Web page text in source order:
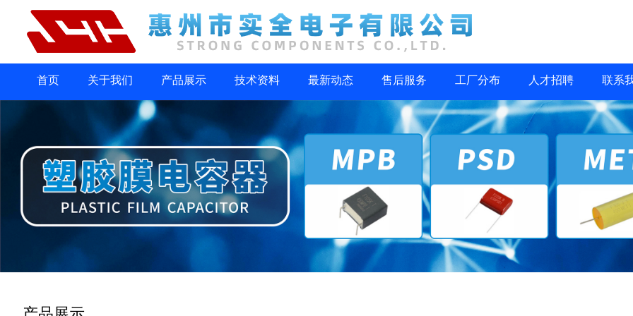
首页 关于我们 产品展示 技术资料 最新动态 售后服务 工厂分布 人才招聘 联系